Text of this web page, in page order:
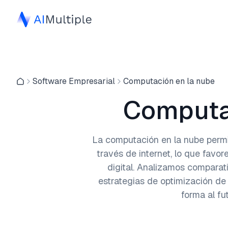
Software Empresarial Computación en la nube
La computación en la nube
través de internet, lo que
digital. Analizamos
estrategias de optimización
forma al